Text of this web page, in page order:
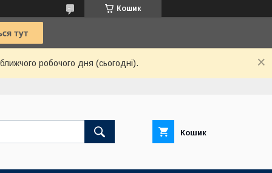
Кошик
робочого дня (сьогодні).
Кошик